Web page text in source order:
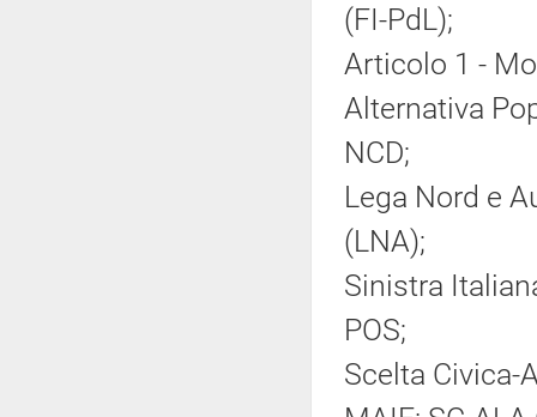
(FI-PdL);
Articolo 1 -
Alternativa
NCD;
Lega Nord e
(LNA);
Sinistra
POS;
Scelta Civica-